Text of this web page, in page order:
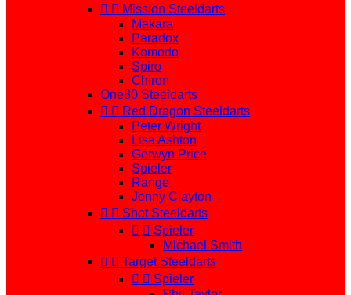
  Mission Steeldarts
Makara
Paradox
Komodo
Spiro
Chiron
One80 Steeldarts
  Red Dragon Steeldarts
Peter Wright
Lisa Ashton
Gerwyn Price
Spieler
Range
Jonny Clayton
  Shot Steeldarts
  Spieler
Michael Smith
  Target Steeldarts
  Spieler